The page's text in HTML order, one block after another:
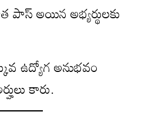
పాస్ అయిన అభ్యర్థులకు
ఉద్యోగ అనుభవం
కారు.